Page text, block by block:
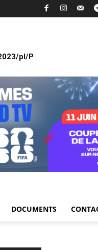
pl/P
DOCUMENTS